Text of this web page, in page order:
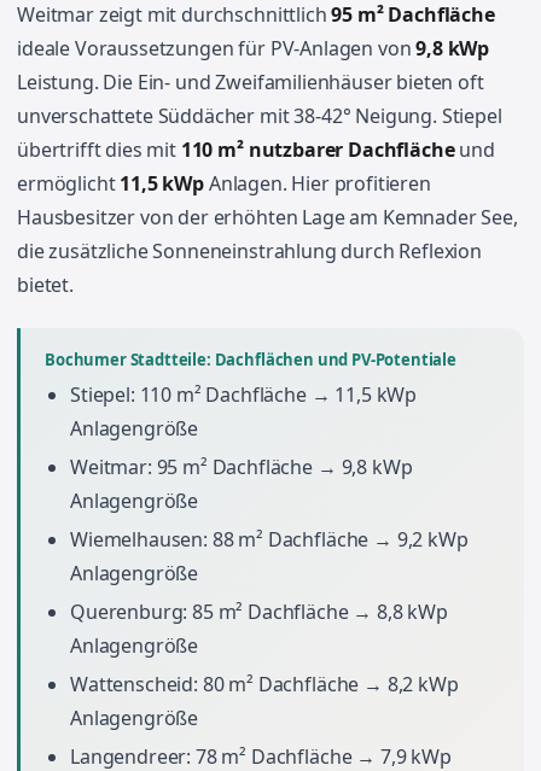
Weitmar zeigt mit durchschnittlich95 m² Dachfläche
ideale Voraussetzungen für PV-Anlagen von9,8 kWp
Leistung. Die Ein- und Zweifamilienhäuser bieten oft
unverschattete Süddächer mit 38-42° Neigung. Stiepel
übertrifft dies mit 110 m² nutzbarer Dachflächeund
ermöglicht11,5 kWpAnlagen. Hier profitieren
Hausbesitzer von der erhöhten Lage am Kemnader See,
die zusätzliche Sonneneinstrahlung durch Reflexion
bietet.
Bochumer Stadtteile: Dachflächen und PV-Potentiale
Stiepel: 110 m² Dachfläche → 11,5 kWp
Anlagengröße
Weitmar: 95 m² Dachfläche → 9,8 kWp
Anlagengröße
Wiemelhausen: 88 m² Dachfläche → 9,2 kWp
Anlagengröße
Querenburg: 85 m² Dachfläche → 8,8 kWp
Anlagengröße
Wattenscheid: 80 m² Dachfläche → 8,2 kWp
Anlagengröße
Langendreer: 78 m² Dachfläche → 7,9 kWp